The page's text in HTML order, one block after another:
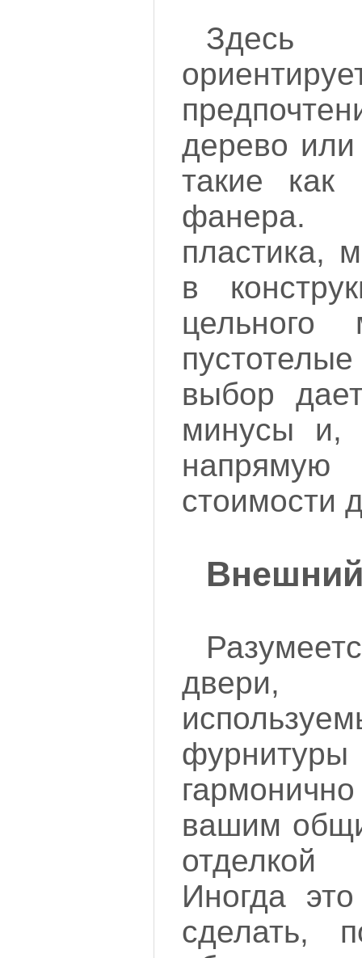
дерево или
такие
фанера.
пластика,
в
цельного
выбор
минусы и,
напрямую
стоимости
вашим
Иногда
сделать,